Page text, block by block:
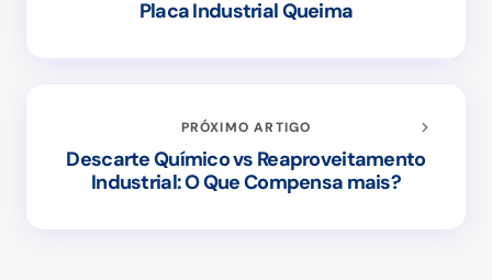
Placa Industrial Queima
PRÓXIMO ARTIGO
Descarte Químico vs Reaproveitamento
Industrial: O Que Compensa mais?